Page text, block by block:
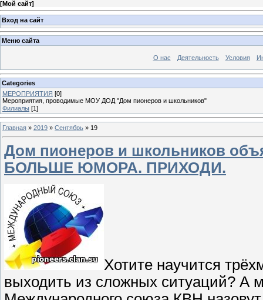
[Мой сайт]
Вход на сайт
Меню сайта
О нас Деятельность Условия
Categories
МЕРОПРИЯТИЯ [0]
Мероприятия, проводимые МОУ ДОД "Дом пионеров и школьников"
Филиалы [1]
Главная » 2019 » Сентябрь » 19
Дом пионеров и школьников
БОЛЬШЕ ЮМОРА. ПРИХОДИ.
Хотите научится
выходить из сложных ситуаций? А